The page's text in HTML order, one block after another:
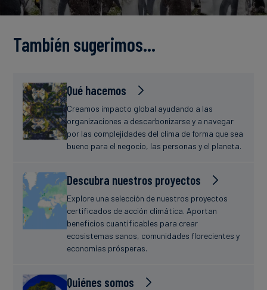
Finanzas
estudio
Noticias
También sugerimos…
Qué hacemos
Creamos impacto global ayudando a las
organizaciones a descarbonizarse y a navegar
por las complejidades del clima de forma que sea
bueno para el negocio, las personas y el planeta.
Descubra nuestros proyectos
Explore una selección de nuestros proyectos
certificados de acción climática. Aportan
beneficios cuantificables para crear
ecosistemas sanos, comunidades florecientes y
economías prósperas.
Quiénes somos